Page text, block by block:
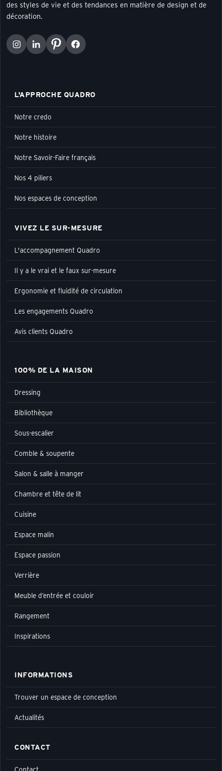
des styles de vie et des tendances en matière de design et de
décoration.
L'APPROCHE QUADRO
Notre credo
Notre histoire
Notre Savoir-Faire français
Nos 4 piliers
Nos espaces de conception
VIVEZ LE SUR-MESURE
L'accompagnement Quadro
Il y a le vrai et le faux sur-mesure
Ergonomie et fluidité de circulation
Les engagements Quadro
Avis clients Quadro
100% DE LA MAISON
Dressing
Bibliothèque
Sous-escalier
Comble & soupente
Salon & salle à manger
Chambre et tête de lit
Cuisine
Espace malin
Espace passion
Verrière
Meuble d’entrée et couloir
Rangement
Inspirations
INFORMATIONS
Trouver un espace de conception
Actualités
CONTACT